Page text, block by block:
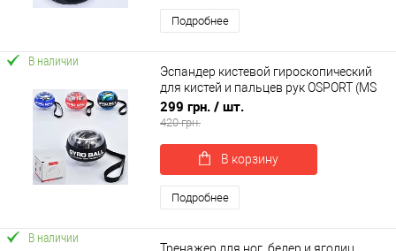
Подробнее
В наличии
Эспандер кистевой гироскопический
для кистей и пальцев рук OSPORT (MS
4080-2)
299 грн. / шт.
420 грн.
В корзину
Подробнее
В наличии
Тренажер для ног, бедер и ягодиц